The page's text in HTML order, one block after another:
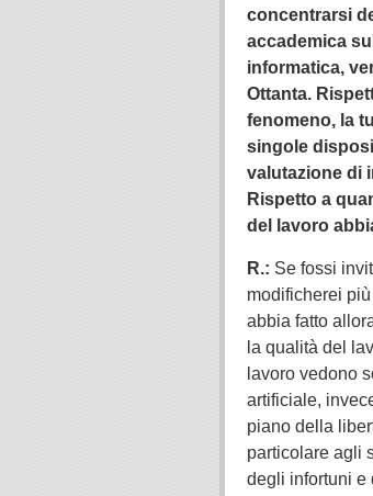
concentrarsi
accademica
informatica,
Ottanta.
fenomeno, la
singole
valutazione di
Rispetto a
del lavoro
R.: Se fossi
modificherei
abbia fatto
la qualità del
lavoro vedono
artificiale,
piano della
particolare agli
degli infortuni e